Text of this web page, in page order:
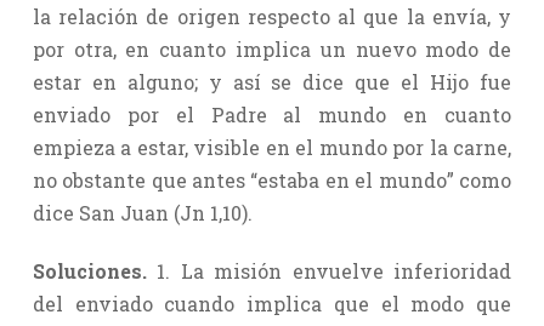
la relación de origen respecto al que la envía, y
por otra, en cuanto implica un nuevo modo de
estar en alguno; y así se dice que el Hijo fue
enviado por el Padre al mundo en cuanto
empieza a estar, visible en el mundo por la carne,
no obstante que antes “estaba en el mundo” como
dice San Juan (Jn 1,10).
Soluciones.1. La misión envuelve inferioridad
del enviado cuando implica que el modo que